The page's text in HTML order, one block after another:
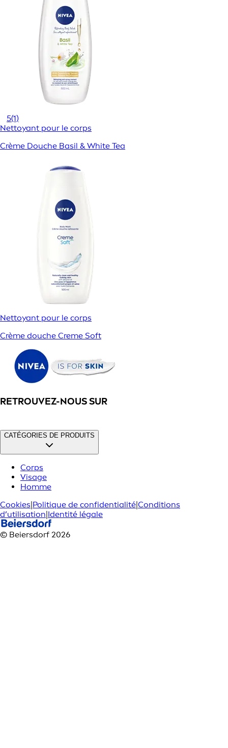
5(1)
Nettoyant pour le corps
Crème Douche Basil & White Tea
Nettoyant pour le corps
Crème douche Creme Soft
RETROUVEZ-NOUS SUR
CATÉGORIES DE PRODUITS
Corps
Visage
Homme
Cookies|Politique de confidentialité|Conditions
d’utilisation|Identité légale
© Beiersdorf 2026